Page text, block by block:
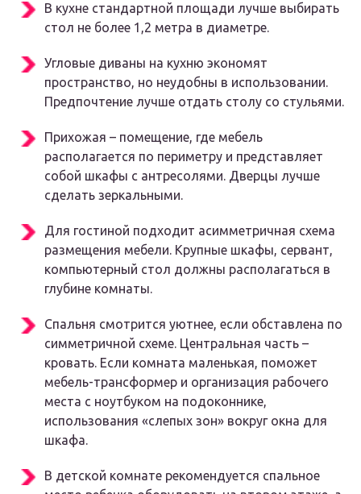
В кухне стандартной площади лучше выбирать
стол не более 1,2 метра в диаметре.
Угловые диваны на кухню экономят
пространство, но неудобны в использовании.
Предпочтение лучше отдать столу со стульями.
Прихожая – помещение, где мебель
располагается по периметру и представляет
собой шкафы с антресолями. Дверцы лучше
сделать зеркальными.
Для гостиной подходит асимметричная схема
размещения мебели. Крупные шкафы, сервант,
компьютерный стол должны располагаться в
глубине комнаты.
Спальня смотрится уютнее, если обставлена по
симметричной схеме. Центральная часть –
кровать. Если комната маленькая, поможет
мебель-трансформер и организация рабочего
места с ноутбуком на подоконнике,
использования «слепых зон» вокруг окна для
шкафа.
В детской комнате рекомендуется спальное